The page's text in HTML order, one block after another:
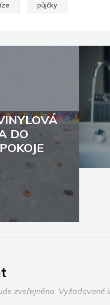
půjčky
DO
zveřejněna. Vyžadované